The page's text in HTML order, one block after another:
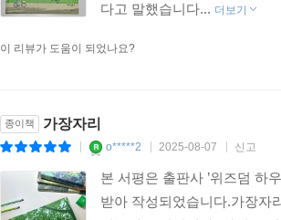
다고 말했습니다... 더보기
이 리뷰가 도움이 되었나요?
종이책 가장자리
o*****2 2025-08-07 신고
본 서평은 출판사 ’위즈덤 하
받아 작성되었습니다.가장자